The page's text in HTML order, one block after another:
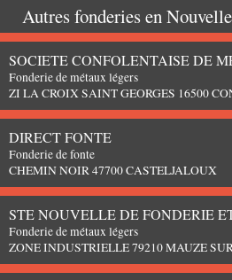
Autres fonderies en
SOCIETE CONFOLENTAISE DE
Fonderie de métaux légers
ZI LA CROIX SAINT GEORGES 16500
DIRECT FONTE
Fonderie de fonte
CHEMIN NOIR 47700 CASTELJALOUX
STE NOUVELLE DE FONDERIE
Fonderie de métaux légers
ZONE INDUSTRIELLE 79210 MAUZE